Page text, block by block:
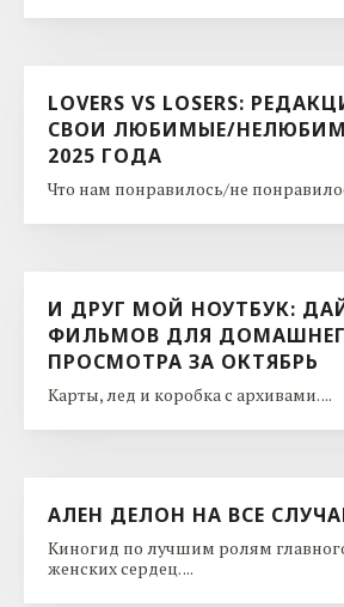
LOVERS VS LOSERS:
СВОИ ЛЮБИМЫЕ/
2025 ГОДА
Что нам понравилось/не
И ДРУГ МОЙ НОУТБУК:
ФИЛЬМОВ ДЛЯ
ПРОСМОТРА ЗА ОКТЯБРЬ
Карты, лед и коробка с архивами. ...
АЛЕН ДЕЛОН НА ВСЕ
Киногид по лучшим ролям
женских сердец. ...